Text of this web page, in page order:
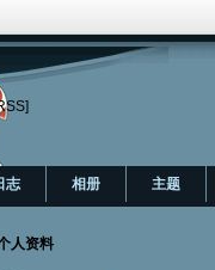
志 相册 主题
人资料